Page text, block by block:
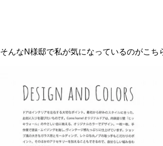
そんなN様邸で私が気になっているのがこち